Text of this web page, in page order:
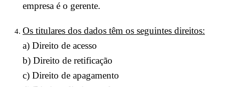
empresa é o gerente.
Os titulares dos dados têm os seguintes direitos:
a) Direito de acesso
b) Direito de retificação
c) Direito de apagamento